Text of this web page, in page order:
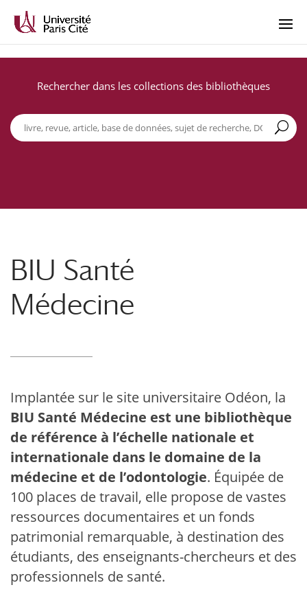
Rechercher dans les collections des bibliothèques
BIU Santé
Médecine
Implantée sur le site universitaire Odéon, la
BIU Santé Médecine est une bibliothèque
de référence à l’échelle nationale et
internationale dans le domaine de la
médecine et de l’odontologie. Équipée de
100 places de travail, elle propose de vastes
ressources documentaires et un fonds
patrimonial remarquable, à destination des
étudiants, des enseignants-chercheurs et des
professionnels de santé.